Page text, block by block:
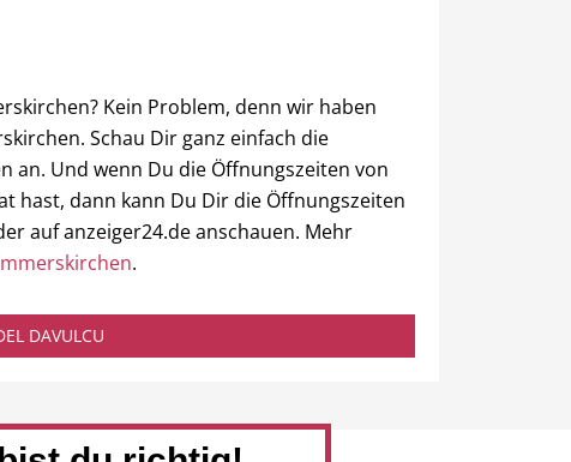
Kein Problem, denn wir haben
Schau Dir ganz einfach die
an. Und wenn Du die Öffnungszeiten von
hast, dann kann Du Dir die Öffnungszeiten
auf anzeiger24.de anschauen. Mehr
.
DAVULCU